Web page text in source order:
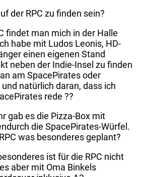
der RPC zu finden sein?
findet man mich in der Halle
habe mit Ludos Leonis, HD-
einen eigenen Stand
neben der Indie-Insel zu finden
am SpacePirates oder
natürlich daran, dass ich
rede ??
gab es die Pizza-Box mit
die SpacePirates-Würfel.
was besonderes geplant?
ist für die RPC nicht
aber mit Oma Binkels